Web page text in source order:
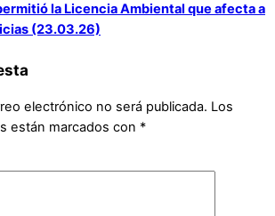
la Licencia Ambiental que afecta a
(23.03.26)
electrónico no será publicada. Los
están marcados con *